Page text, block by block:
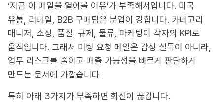
‘지금 이 메일을 열어볼 이유’가 부족해서입니다. 미국
유통, 리테일, B2B 구매팀은 분업이 강합니다. 카테고리
매니저, 소싱, 품질, 규제, 물류, 마케팅이 각자의 KPI로
움직입니다. 그래서 미팅 요청 메일은 감성 설득이 아니라,
업무 리스크를 줄이고 매출 가능성을 빠르게 판단하게
만드는 문서에 가깝습니다.
특히 아래 3가지가 부족하면 회신이 끊깁니다.